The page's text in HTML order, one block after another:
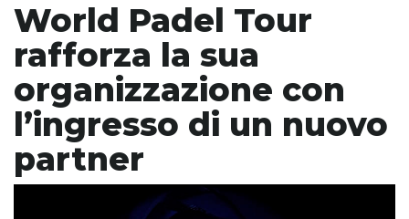
World Padel Tour
rafforza la sua
organizzazione con
l’ingresso di un nuovo
partner